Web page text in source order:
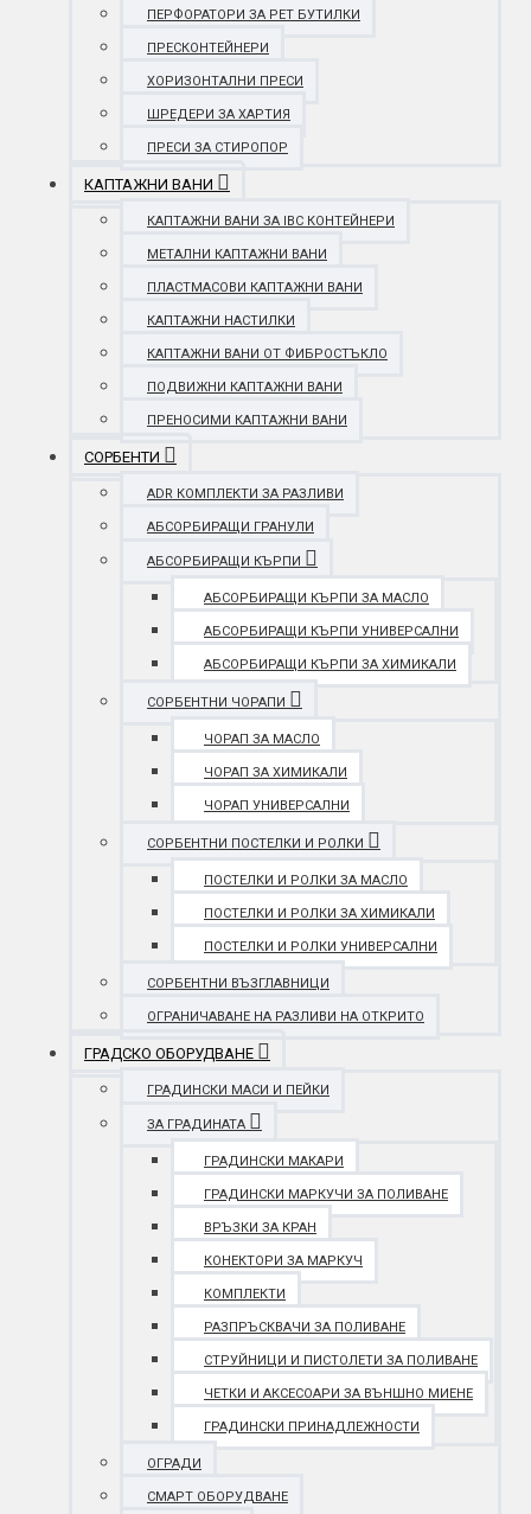
ПЕРФОРАТОРИ ЗА PET БУТИЛКИ
ПРЕСКОНТЕЙНЕРИ
ХОРИЗОНТАЛНИ ПРЕСИ
ШРЕДЕРИ ЗА ХАРТИЯ
ПРЕСИ ЗА СТИРОПОР
КАПТАЖНИ ВАНИ
КАПТАЖНИ ВАНИ ЗА IBC КОНТЕЙНЕРИ
МЕТАЛНИ КАПТАЖНИ ВАНИ
ПЛАСТМАСОВИ КАПТАЖНИ ВАНИ
КАПТАЖНИ НАСТИЛКИ
КАПТАЖНИ ВАНИ ОТ ФИБРОСТЪКЛО
ПОДВИЖНИ КАПТАЖНИ ВАНИ
ПРЕНОСИМИ КАПТАЖНИ ВАНИ
СОРБЕНТИ
ADR КОМПЛЕКТИ ЗА РАЗЛИВИ
АБСОРБИРАЩИ ГРАНУЛИ
АБСОРБИРАЩИ КЪРПИ
АБСОРБИРАЩИ КЪРПИ ЗА МАСЛО
АБСОРБИРАЩИ КЪРПИ УНИВЕРСАЛНИ
АБСОРБИРАЩИ КЪРПИ ЗА ХИМИКАЛИ
СОРБЕНТНИ ЧОРАПИ
ЧОРАП ЗА МАСЛО
ЧОРАП ЗА ХИМИКАЛИ
ЧОРАП УНИВЕРСАЛНИ
СОРБЕНТНИ ПОСТЕЛКИ И РОЛКИ
ПОСТЕЛКИ И РОЛКИ ЗА МАСЛО
ПОСТЕЛКИ И РОЛКИ ЗА ХИМИКАЛИ
ПОСТЕЛКИ И РОЛКИ УНИВЕРСАЛНИ
СОРБЕНТНИ ВЪЗГЛАВНИЦИ
ОГРАНИЧАВАНЕ НА РАЗЛИВИ НА ОТКРИТО
ГРАДСКО ОБОРУДВАНЕ
ГРАДИНСКИ МАСИ И ПЕЙКИ
ЗА ГРАДИНАТА
ГРАДИНСКИ МАКАРИ
ГРАДИНСКИ МАРКУЧИ ЗА ПОЛИВАНЕ
ВРЪЗКИ ЗА КРАН
КОНЕКТОРИ ЗА МАРКУЧ
КОМПЛЕКТИ
РАЗПРЪСКВАЧИ ЗА ПОЛИВАНЕ
СТРУЙНИЦИ И ПИСТОЛЕТИ ЗА ПОЛИВАНЕ
ЧЕТКИ И АКСЕСОАРИ ЗА ВЪНШНО МИЕНЕ
ГРАДИНСКИ ПРИНАДЛЕЖНОСТИ
ОГРАДИ
СМАРТ ОБОРУДВАНЕ